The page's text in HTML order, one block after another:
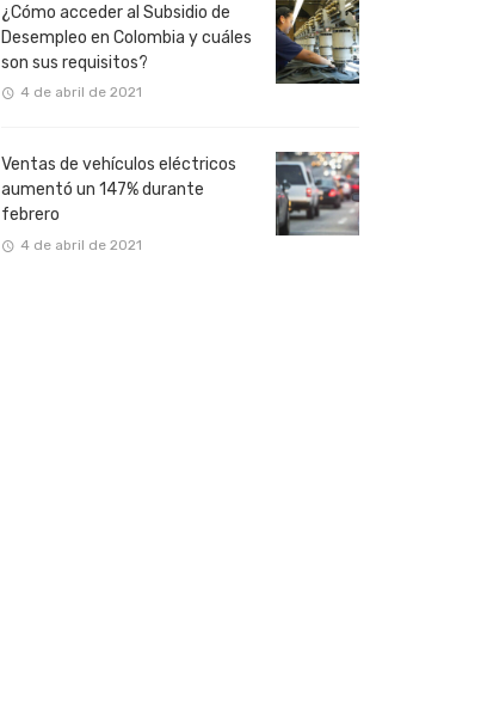
¿Cómo acceder al Subsidio de
Desempleo en Colombia y cuáles
son sus requisitos?
4 de abril de 2021
Ventas de vehículos eléctricos
aumentó un 147% durante
febrero
4 de abril de 2021